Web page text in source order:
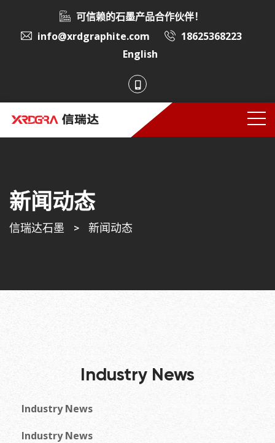
可信赖的石墨产品合作伙伴！
info@xrdgraphite.com
18625368223
English
新闻动态
信瑞达石墨 > 新闻动态
Industry News
Industry News
Industry News